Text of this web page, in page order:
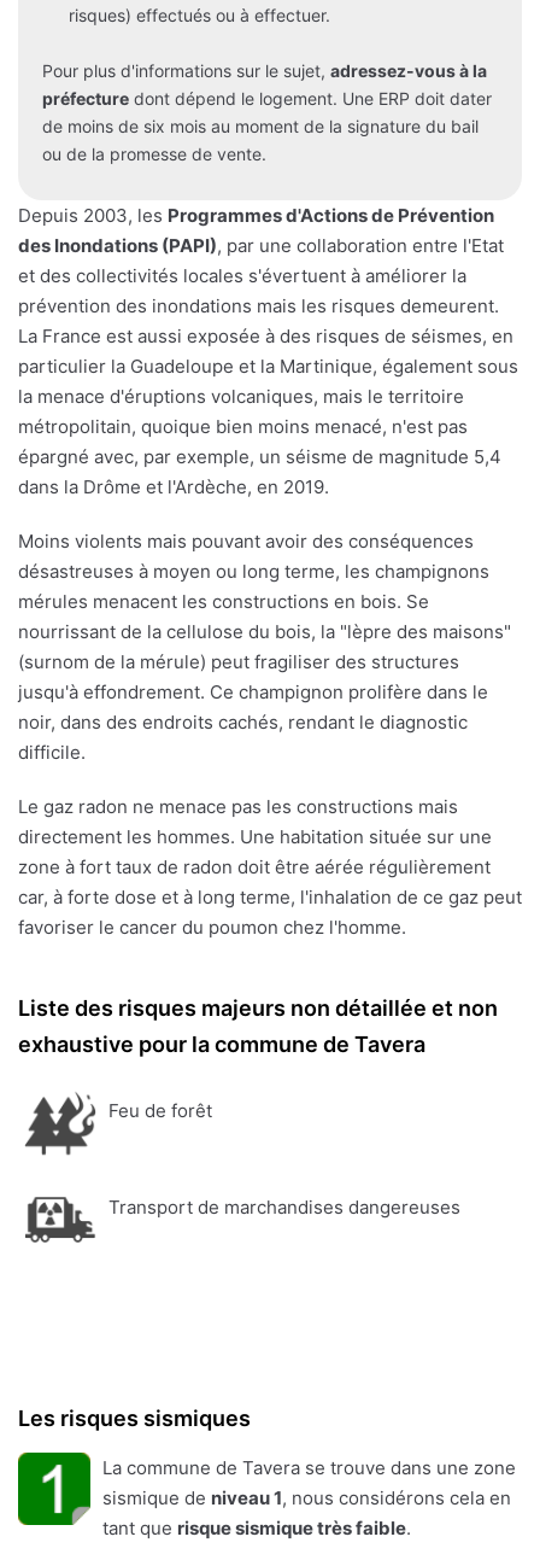
risques) effectués ou à effectuer.
Pour plus d'informations sur le sujet, adressez-vous à la
préfecture dont dépend le logement. Une ERP doit dater
de moins de six mois au moment de la signature du bail
ou de la promesse de vente.
Depuis 2003, les Programmes d'Actions de Prévention
des Inondations (PAPI), par une collaboration entre l'Etat
et des collectivités locales s'évertuent à améliorer la
prévention des inondations mais les risques demeurent.
La France est aussi exposée à des risques de séismes, en
particulier la Guadeloupe et la Martinique, également sous
la menace d'éruptions volcaniques, mais le territoire
métropolitain, quoique bien moins menacé, n'est pas
épargné avec, par exemple, un séisme de magnitude 5,4
dans la Drôme et l'Ardèche, en 2019.
Moins violents mais pouvant avoir des conséquences
désastreuses à moyen ou long terme, les champignons
mérules menacent les constructions en bois. Se
nourrissant de la cellulose du bois, la "lèpre des maisons"
(surnom de la mérule) peut fragiliser des structures
jusqu'à effondrement. Ce champignon prolifère dans le
noir, dans des endroits cachés, rendant le diagnostic
difficile.
Le gaz radon ne menace pas les constructions mais
directement les hommes. Une habitation située sur une
zone à fort taux de radon doit être aérée régulièrement
car, à forte dose et à long terme, l'inhalation de ce gaz peut
favoriser le cancer du poumon chez l'homme.
Liste des risques majeurs non détaillée et non
exhaustive pour la commune de Tavera
Feu de forêt
Transport de marchandises dangereuses
Les risques sismiques
La commune de Tavera se trouve dans une zone
sismique de niveau 1, nous considérons cela en
tant que risque sismique très faible.